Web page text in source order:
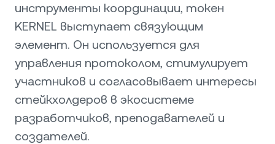
инструменты координации, токен
KERNEL выступает связующим
элемент. Он используется для
управления протоколом, стимулирует
участников и согласовывает интересы
стейкхолдеров в экосистеме
разработчиков, преподавателей и
создателей.